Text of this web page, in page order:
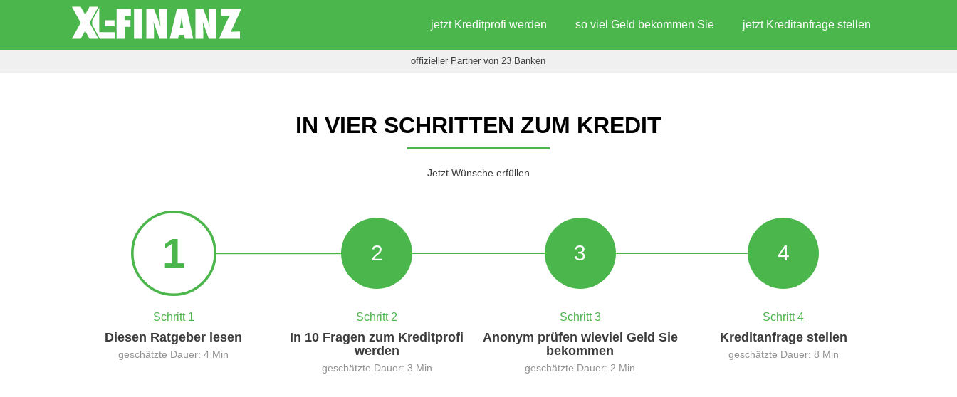
jetzt Kreditprofi werden so viel Geld bekommen Sie jetzt Kreditanfrage stellen
offizieller Partner von 23 Banken
IN VIER SCHRITTEN ZUM KREDIT
Jetzt Wünsche erfüllen
1
Schritt 1
Diesen Ratgeber lesen
geschätzte Dauer: 4 Min
2
Schritt 2
In 10 Fragen zum Kreditprofi
werden
geschätzte Dauer: 3 Min
3
Schritt 3
Anonym prüfen wieviel Geld Sie
bekommen
geschätzte Dauer: 2 Min
4
Schritt 4
Kreditanfrage stellen
geschätzte Dauer: 8 Min